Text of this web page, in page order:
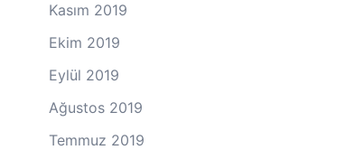
Kasım 2019
Ekim 2019
Eylül 2019
Ağustos 2019
Temmuz 2019